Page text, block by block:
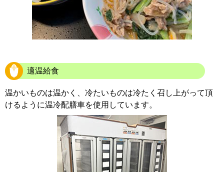
適温給食
温かいものは温かく、冷たいものは冷たく召し上がって頂
けるように温冷配膳車を使用しています。